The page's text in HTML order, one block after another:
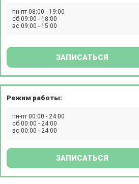
пн-пт 08:00 - 19:00
сб 09:00 - 18:00
вс 09:00 - 15:00
ЗАПИСАТЬСЯ
Режим работы:
пн-пт 00:00 - 24:00
сб 00:00 - 24:00
вс 00:00 - 24:00
ЗАПИСАТЬСЯ